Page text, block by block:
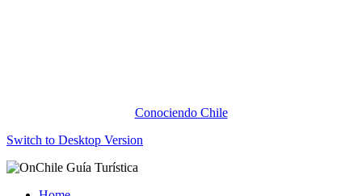
Conociendo Chile
Switch to Desktop Version